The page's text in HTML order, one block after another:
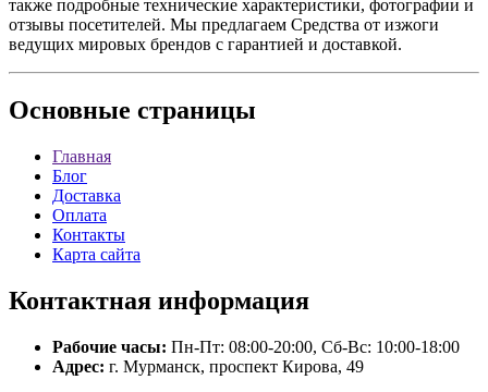
также подробные технические характеристики, фотографии и
отзывы посетителей. Мы предлагаем Средства от изжоги
ведущих мировых брендов с гарантией и доставкой.
Основные страницы
Главная
Блог
Доставка
Оплата
Контакты
Карта сайта
Контактная информация
Рабочие часы: Пн-Пт: 08:00-20:00, Сб-Вс: 10:00-18:00
Адрес: г. Мурманск, проспект Кирова, 49